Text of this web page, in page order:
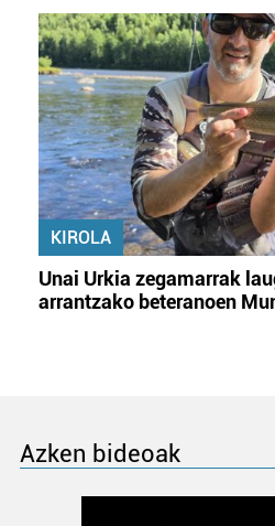
KIROLA
Unai Urkia zegamarrak
arrantzako beteranoen
Azken bideoak